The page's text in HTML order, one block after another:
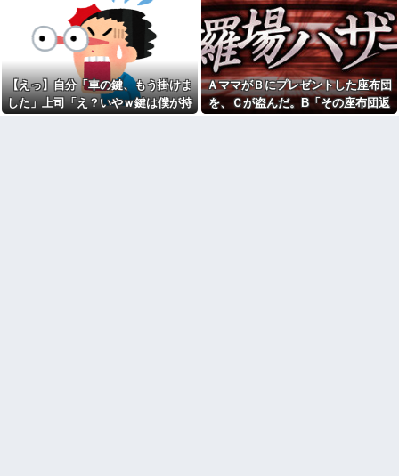
美容院ってオッサンがいきな
り行っても大丈夫なん？
男性恐怖症だったの嫁をサル
の様に求めまくった結果は……..
俺「ゲーム機どこ？」親「ち
ょっと借りたよ」→どうぶつの
森を開いた瞬間、村が大変なこ
とになっていて…
は3度現地入り「誰にも知られな
くて良い」
長年付き合いがある温和だっ
た友人がとんでもなくキレた
下僕にネーミングセンスが皆
無なため 我が家の歴代ご主人様
達は…【再】
ウトのセクハラを夫に泣いて
【えっ】自分「車の鍵、もう掛けま
した」上司「え？いやｗ鍵は僕が持
ＡママがＢにプレゼントした座布団
を、Ｃが盗んだ。B「その座布団返